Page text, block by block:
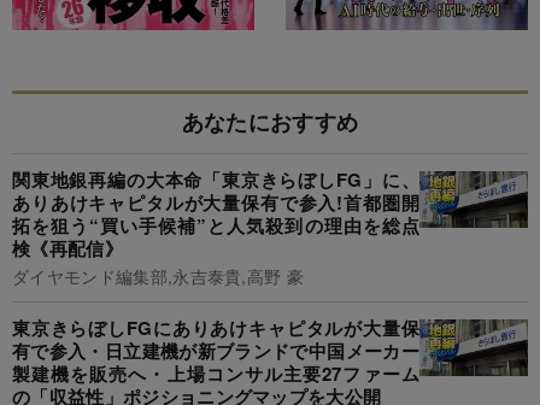
あなたにおすすめ
関東地銀再編の大本命「東京きらぼしFG」に、
ありあけキャピタルが大量保有で参入!首都圏開
拓を狙う“買い手候補”と人気殺到の理由を総点
検《再配信》
ダイヤモンド編集部,永吉泰貴,高野 豪
東京きらぼしFGにありあけキャピタルが大量保
有で参入・日立建機が新ブランドで中国メーカー
製建機を販売へ・上場コンサル主要27ファーム
の「収益性」ポジショニングマップを大公開